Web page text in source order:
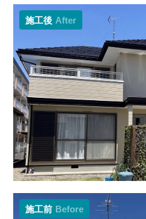
施工後 After
施工前 Before